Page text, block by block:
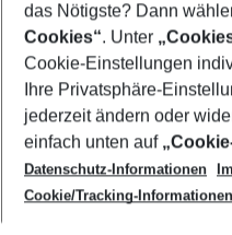
Footer
Footer navigation
Über uns
AGB
Cookie-Einstellungen
Cookie-Richtlinie
Datenschutz
Service & Hilfe
Barrierefreies Reisen
Check-in
Folgen Sie uns
das Nötigste? Dann
Cookies“. Unter
Cookie-Einstellungen
Ihre Privatsphäre-
jederzeit ändern oder
einfach unten auf
Datenschutz-Informationen
Cookie/Tracking-Informationen